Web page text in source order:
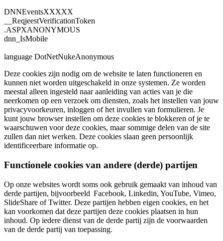
DNNEventsXXXXX
__ReqjeestVerificationToken
.ASPXANONYMOUS
dnn_IsMobile
language DotNetNukeAnonymous
Deze cookies zijn nodig om de website te laten functioneren en
kunnen niet worden uitgeschakeld in onze systemen. Ze worden
meestal alleen ingesteld naar aanleiding van acties van je die
neerkomen op een verzoek om diensten, zoals het instellen van jouw
privacyvoorkeuren, inloggen of het invullen van formulieren. Je
kunt jouw browser instellen om deze cookies te blokkeren of je te
waarschuwen voor deze cookies, maar sommige delen van de site
zullen dan niet werken. Deze cookies slaan geen persoonlijk
identificeerbare informatie op.
Functionele cookies van andere (derde) partijen
Op onze websites wordt soms ook gebruik gemaakt van inhoud van
derde partijen, bijvoorbeeld Facebook, Linkedin, YouTube, Vimeo,
SlideShare of Twitter. Deze partijen hebben eigen cookies, en het
kan voorkomen dat deze partijen deze cookies plaatsen in hun
inhoud. Op iedere dienst van de derde partij zijn de voorwaarden
van de derde partij van toepassing.